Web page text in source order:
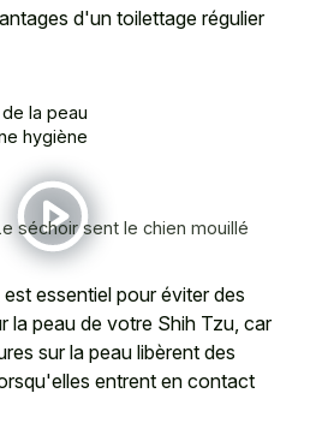
d'un toilettage régulier
la peau
hygiène
séchoir sent le chien mouillé
essentiel pour éviter des
la peau de votre Shih Tzu, car
sur la peau libèrent des
entrent en contact